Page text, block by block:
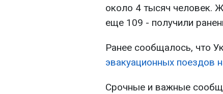
около 4 тысяч человек.
еще 109 - получили
Ранее сообщалось, что
эвакуационных поездов
Срочные и важные